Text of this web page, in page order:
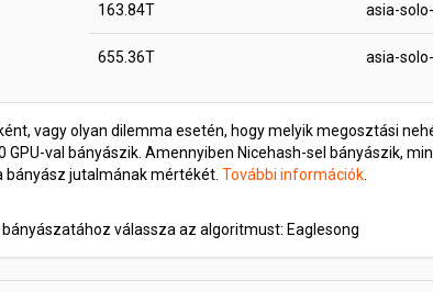
163.84T asia-
655.36T asia-
vagy olyan dilemma esetén, hogy melyik megosztási
GPU-val bányászik. Amennyiben Nicehash-sel bányászik,
bányász jutalmának mértékét. További információk
bányászatához válassza az algoritmust: Eaglesong